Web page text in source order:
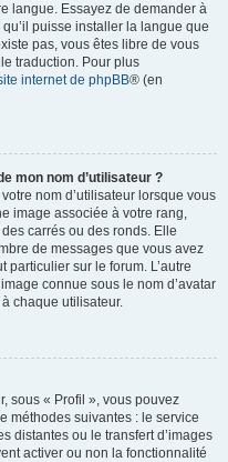
langue. Essayez de demander à
puisse installer la langue que
pas, vous êtes libre de vous
traduction. Pour plus
internet de phpBB® (en
mon nom d’utilisateur ?
nom d’utilisateur lorsque vous
image associée à votre rang,
carrés ou des ronds. Elle
de messages que vous avez
particulier sur le forum. L’autre
connue sous le nom d’avatar
chaque utilisateur.
sous « Profil », vous pouvez
méthodes suivantes : le service
distantes ou le transfert d’images
activer ou non la fonctionnalité